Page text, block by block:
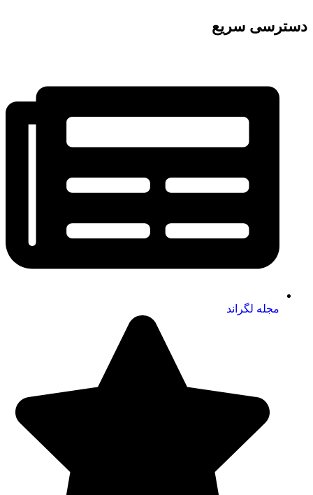
دسترسی سریع
مجله لگراند